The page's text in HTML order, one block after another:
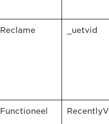
Reclame _uetvid
Functioneel